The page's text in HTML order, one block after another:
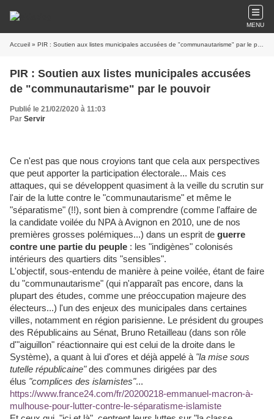
MENU
Accueil » PIR : Soutien aux listes municipales accusées de "communautarisme" par le pouvoir
PIR : Soutien aux listes municipales accusées
de "communautarisme" par le pouvoir
Publié le 21/02/2020 à 11:03
Par Servir
Ce n'est pas que nous croyions tant que cela aux perspectives
que peut apporter la participation électorale... Mais ces
attaques, qui se développent quasiment à la veille du scrutin sur
l'air de la lutte contre le "communautarisme" et même le
"séparatisme" (!!), sont bien à comprendre (comme l'affaire de
la candidate voilée du NPA à Avignon en 2010, une de nos
premières grosses polémiques...) dans un esprit de guerre
contre une partie du peuple : les "indigènes" colonisés
intérieurs des quartiers dits "sensibles".
L'objectif, sous-entendu de manière à peine voilée, étant de faire
du "communautarisme" (qui n'apparaît pas encore, dans la
plupart des études, comme une préoccupation majeure des
électeurs...) l'un des enjeux des municipales dans certaines
villes, notamment en région parisienne. Le président du groupes
des Républicains au Sénat, Bruno Retailleau (dans son rôle
d'"aiguillon" réactionnaire qui est celui de la droite dans le
Système), a quant à lui d'ores et déjà appelé à "la mise sous
tutelle républicaine"des communes dirigées par des
élus "complices des islamistes"...
https://www.france24.com/fr/20200218-emmanuel-macron-à-
mulhouse-pour-lutter-contre-le-séparatisme-islamiste